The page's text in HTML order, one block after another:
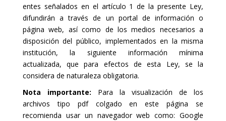
entes señalados en el artículo 1 de la presente Ley,
difundirán a través de un portal de información o
página web, así como de los medios necesarios a
disposición del público, implementados en la misma
institución, la siguiente información mínima
actualizada, que para efectos de esta Ley, se la
considera de naturaleza obligatoria.
Nota importante: Para la visualización de los
archivos tipo pdf colgado en este página se
recomienda usar un navegador web como: Google